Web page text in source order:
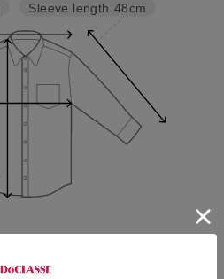
Sleeve length 48cm